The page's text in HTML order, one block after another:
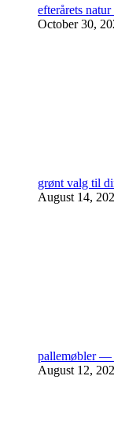
efterårets
October 30,
grønt valg til
August 14,
pallemøbler —
August 12,